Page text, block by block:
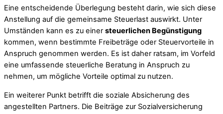
Eine entscheidende Überlegung besteht darin, wie sich diese
Anstellung auf die gemeinsame Steuerlast auswirkt. Unter
Umständen kann es zu einer steuerlichen Begünstigung
kommen, wenn bestimmte Freibeträge oder Steuervorteile in
Anspruch genommen werden. Es ist daher ratsam, im Vorfeld
eine umfassende steuerliche Beratung in Anspruch zu
nehmen, um mögliche Vorteile optimal zu nutzen.
Ein weiterer Punkt betrifft die soziale Absicherung des
angestellten Partners. Die Beiträge zur Sozialversicherung